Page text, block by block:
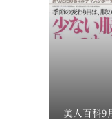
美人百科9